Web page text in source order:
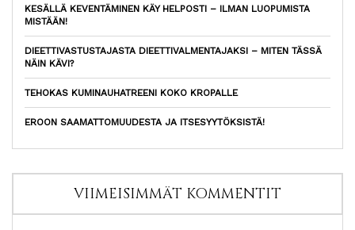
KESÄLLÄ KEVENTÄMINEN KÄY HELPOSTI – ILMAN LUOPUMISTA
MISTÄÄN!
DIEETTIVASTUSTAJASTA DIEETTIVALMENTAJAKSI – MITEN TÄSSÄ
NÄIN KÄVI?
TEHOKAS KUMINAUHATREENI KOKO KROPALLE
EROON SAAMATTOMUUDESTA JA ITSESYYTÖKSISTÄ!
VIIMEISIMMÄT KOMMENTIT